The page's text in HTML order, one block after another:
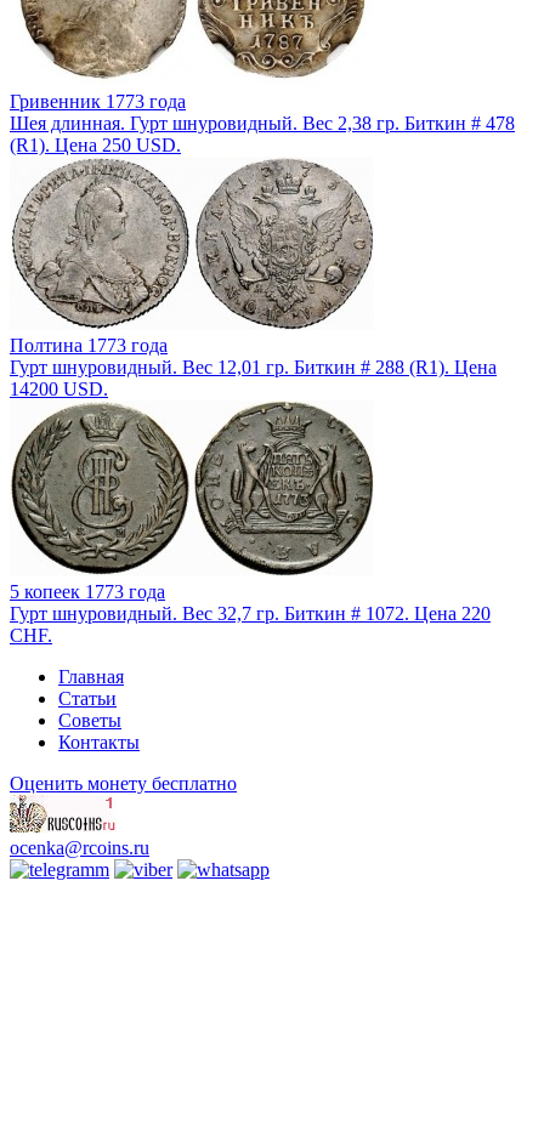
Гривенник 1773 года
Шея длинная. Гурт шнуровидный. Вес 2,38 гр. Биткин # 478
(R1). Цена 250 USD.
Полтина 1773 года
Гурт шнуровидный. Вес 12,01 гр. Биткин # 288 (R1). Цена
14200 USD.
5 копеек 1773 года
Гурт шнуровидный. Вес 32,7 гр. Биткин # 1072. Цена 220
CHF.
Главная
Статьи
Советы
Контакты
Оценить монету бесплатно
ocenka@rcoins.ru